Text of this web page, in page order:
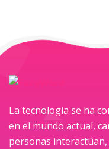
La tecnología se ha
en el mundo actual,
personas